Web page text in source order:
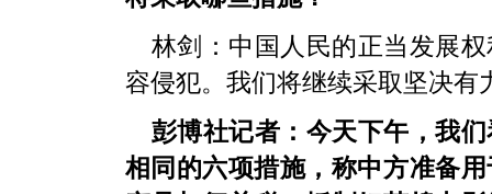
林剑：中国人民的正当发展
容侵犯。我们将继续采取坚决有
彭博社记者：今天下午，我
相同的六项措施，称中方准备